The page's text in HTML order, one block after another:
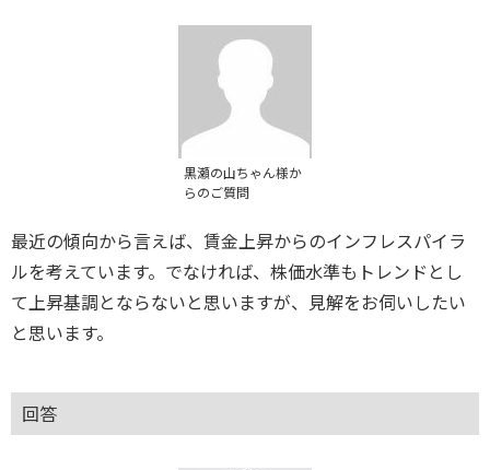
黒瀬の山ちゃん様か
らのご質問
最近の傾向から言えば、賃金上昇からのインフレスパイラ
ルを考えています。でなければ、株価水準もトレンドとし
て上昇基調とならないと思いますが、見解をお伺いしたい
と思います。
回答